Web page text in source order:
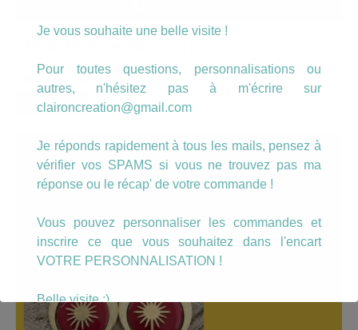
Recherche
pour :
Recherche
A LÀ UNE
Je vous souhaite une belle visite !
Pour toutes questions, personnalisations ou
autres, n'hésitez pas à m'écrire sur
claironcreation@gmail.com
Je réponds rapidement à tous les mails, pensez à
vérifier vos SPAMS si vous ne trouvez pas ma
réponse ou le récap' de votre commande !
Vous pouvez personnaliser les commandes et
inscrire ce que vous souhaitez dans l'encart
VOTRE PERSONNALISATION !
Belle visite :)